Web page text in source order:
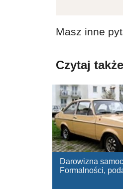
Masz inne
Czytaj także
Darowizna
Formalności,